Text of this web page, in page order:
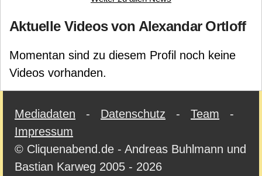
Aktuelle Videos von Alexandar Ortloff
Momentan sind zu diesem Profil noch keine
Videos vorhanden.
Mediadaten - Datenschutz - Team -
Impressum
© Cliquenabend.de - Andreas Buhlmann und
Bastian Karweg 2005 - 2026